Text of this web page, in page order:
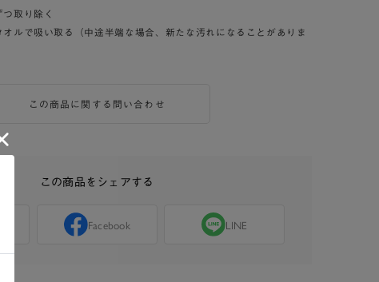
取り除く
オルで吸い取る（中途半端な場合、新たな汚れになることがありま
この商品に関する問い合わせ
この商品をシェアする
Facebook LINE